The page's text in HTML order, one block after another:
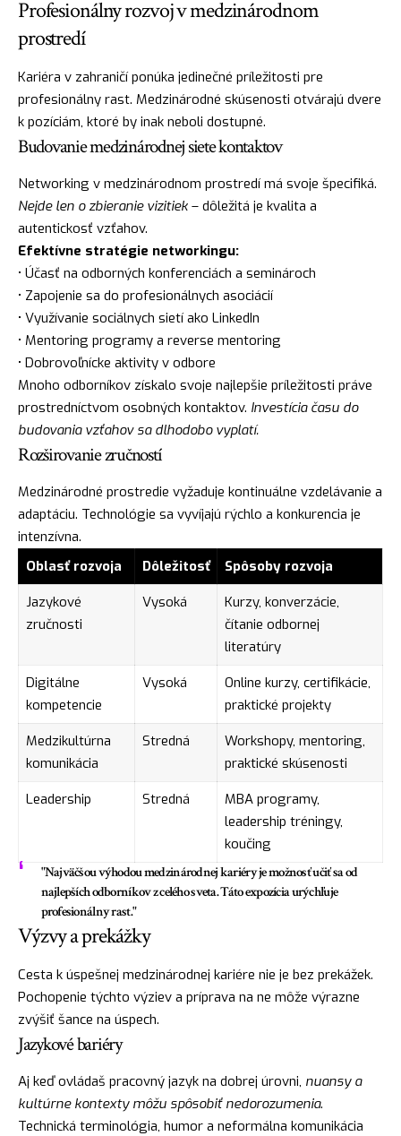
Profesionálny rozvoj v medzinárodnom
prostredí
Kariéra v zahraničí ponúka jedinečné príležitosti pre
profesionálny rast. Medzinárodné skúsenosti otvárajú dvere
k pozíciám, ktoré by inak neboli dostupné.
Budovanie medzinárodnej siete kontaktov
Networking v medzinárodnom prostredí má svoje špecifiká.
Nejde len o zbieranie vizitiek – dôležitá je kvalita a
autentickosť vzťahov.
Efektívne stratégie networkingu:
• Účasť na odborných konferenciách a seminároch
• Zapojenie sa do profesionálnych asociácií
• Využívanie sociálnych sietí ako LinkedIn
• Mentoring programy a reverse mentoring
• Dobrovoľnícke aktivity v odbore
Mnoho odborníkov získalo svoje najlepšie príležitosti práve
prostredníctvom osobných kontaktov. Investícia času do
budovania vzťahov sa dlhodobo vyplatí.
Rozširovanie zručností
Medzinárodné prostredie vyžaduje kontinuálne vzdelávanie a
adaptáciu. Technológie sa vyvíjajú rýchlo a konkurencia je
intenzívna.
Oblasť rozvoja
Dôležitosť
Spôsoby rozvoja
Jazykové
zručnosti
Vysoká
Kurzy, konverzácie,
čítanie odbornej
literatúry
Digitálne
kompetencie
Vysoká
Online kurzy, certifikácie,
praktické projekty
Medzikultúrna
komunikácia
Stredná
Workshopy, mentoring,
praktické skúsenosti
Leadership
Stredná
MBA programy,
leadership tréningy,
koučing
"Najväčšou výhodou medzinárodnej kariéry je možnosť učiť sa od
najlepších odborníkov z celého sveta. Táto expozícia urýchľuje
profesionálny rast."
Výzvy a prekážky
Cesta k úspešnej medzinárodnej kariére nie je bez prekážek.
Pochopenie týchto výziev a príprava na ne môže výrazne
zvýšiť šance na úspech.
Jazykové bariéry
Aj keď ovládaš pracovný jazyk na dobrej úrovni, nuansy a
kultúrne kontexty môžu spôsobiť nedorozumenia.
Technická terminológia, humor a neformálna komunikácia